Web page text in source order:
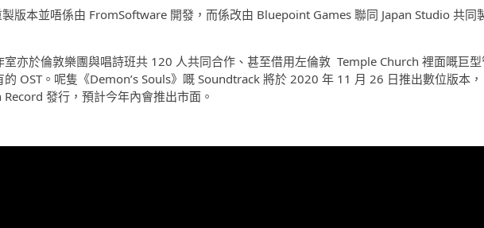
製版本並唔係由 FromSoftware 開發，而係改由 Bluepoint Games 聯同 Japan Studio 共同
亦於倫敦樂團與唱詩班共 120 人共同合作、甚至借用左倫敦 Temple Church 裡面嘅巨
OST。呢隻《Demon’s Souls》嘅 Soundtrack 將於 2020 年 11 月 26 日推出數位版本，
發行，預計今年內會推出市面。